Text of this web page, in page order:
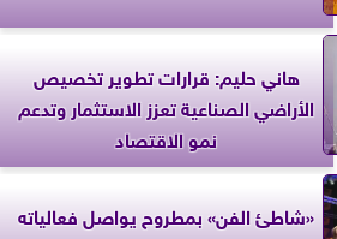
هاني حليم: قرارات تطوير تخصيص
الأراضي الصناعية تعزز الاستثمار وتدعم
نمو الاقتصاد
«شاطئ الفن» بمطروح يواصل فعالياته